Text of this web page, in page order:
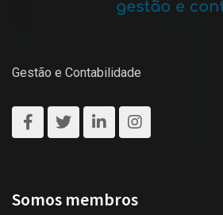
Gestão e Contabilidade
Somos membros